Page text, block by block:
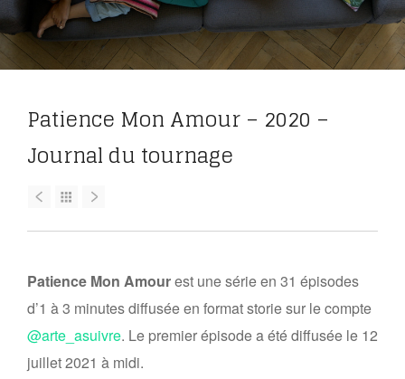
Patience Mon Amour – 2020 –
Journal du tournage
Patience Mon Amourest une série en 31 épisodes
d’1 à 3 minutes diffusée en format storie sur le compte
@arte_asuivre. Le premier épisode a été diffusée le 12
juillet 2021 à midi.